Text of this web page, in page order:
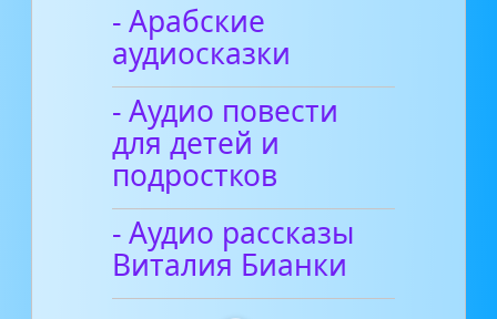
- Арабские
аудиосказки
- Аудио повести
для детей и
подростков
- Аудио рассказы
Виталия Бианки